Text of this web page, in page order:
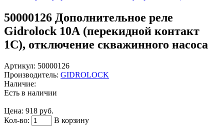
50000126 Дополнительное реле
Gidrolock 10А (перекидной контакт
1С), отключение скважинного насоса
Артикул: 50000126
Производитель: GIDROLOCK
Наличие:
Есть в наличии
Цена: 918 руб.
Кол-во:
В корзину